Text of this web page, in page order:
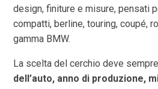
design, finiture e misure, pensati
compatti, berline, touring, coupé,
gamma BMW.
La scelta del cerchio deve
dell’auto, anno di produzione,